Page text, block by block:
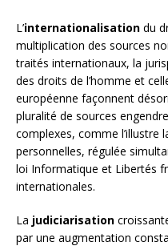
L’internationalisation du
multiplication des sources
traités internationaux, la
des droits de l’homme et
européenne façonnent
pluralité de sources
complexes, comme l’illustre
personnelles, régulée
loi Informatique et Libertés
internationales.
La judiciarisation
par une augmentation